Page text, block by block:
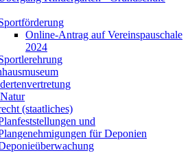
Online-Antrag auf Vereinspauschale
2024
(staatliches)
und
für Deponien